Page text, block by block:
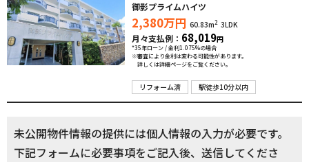
御影プライムハイツ
2,380万円 60.83m2 3LDK
月々支払例： 68,019円
*35年ローン / 金利1.075%の場合
※審査により金利は変わる可能性があります。
詳しくは詳細ページをご覧ください。
リフォーム済 駅徒歩10分以内
未公開物件情報の提供には個人情報の入力が必要です。
下記フォームに必要事項をご記入後、送信してくださ